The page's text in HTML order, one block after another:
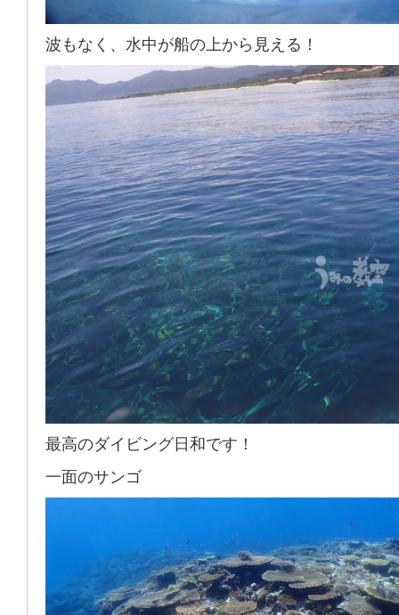
波もなく、水中が船の上から見える！
最高のダイビング日和です！
一面のサンゴ